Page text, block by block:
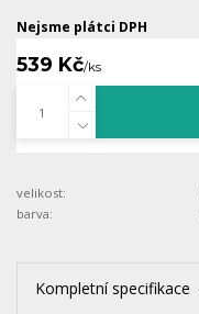
Nejsme plátci DPH
539 Kč/ks
velikost:
barva:
Kompletní specifikace